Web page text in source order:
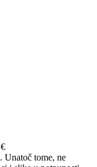
Unatoč tome, ne